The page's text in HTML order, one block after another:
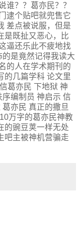
谁？？葛亦民？？
逮个贴吧就兜售它
差点被说服，但是
是既扯又恶心，比
逼还乐此不疲地找
是竟然记得我读大
的人在学术期刊的
的几篇学科 论文里
葛亦民 下地狱 神
编制员 神启示 信
亦民 真正的撒旦
万字的葛亦民神教
的豌豆荚一样无处
吧主被神机营骗走